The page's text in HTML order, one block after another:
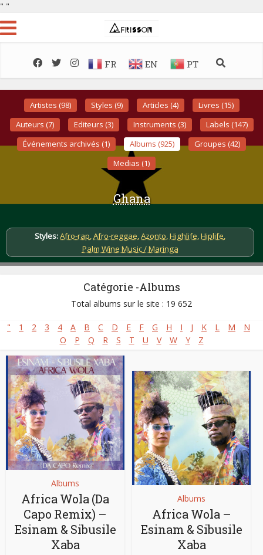
" "
FR EN PT
Artistes (98) Styles (9) Articles (4)
Livres (15)
Auteurs (7)
Editeurs (3) Instruments (3)
Labels (147)
Événements archivés (1)
Albums (925)
Groupes (42)
Medias (1)
Ghana
Styles:Afro-rap,Afro-reggae,Azonto,Highlife,Hiplife,
Palm Wine Music / Maringa
Catégorie -Albums
Total albums sur le site : 19 652
" 1 2 3 4 A B C D E F G H I J K L M
N
O
P Q R S T U V W Y Z
Albums
Africa Wola (Da
Capo Remix) –
Esinam & Sibusile
Xaba
Albums
Africa Wola –
Esinam & Sibusile
Xaba